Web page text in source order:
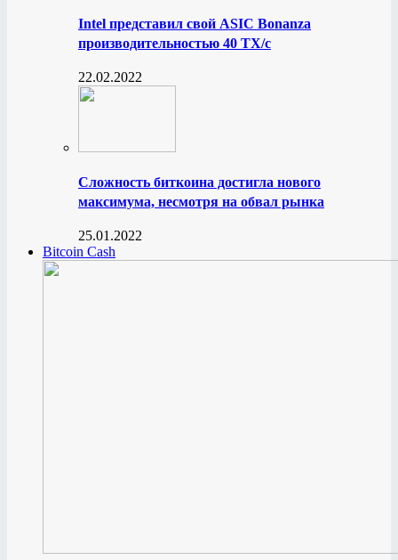
Intel представил свой ASIC Bonanza
производительностью 40 ТХ/с
22.02.2022
Сложность биткоина достигла нового
максимума, несмотря на обвал рынка
25.01.2022
Bitcoin Cash